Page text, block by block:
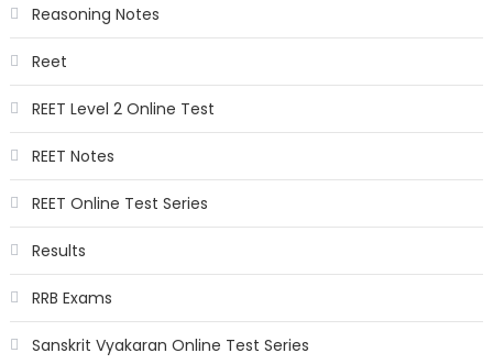
Reasoning Notes
Reet
REET Level 2 Online Test
REET Notes
REET Online Test Series
Results
RRB Exams
Sanskrit Vyakaran Online Test Series